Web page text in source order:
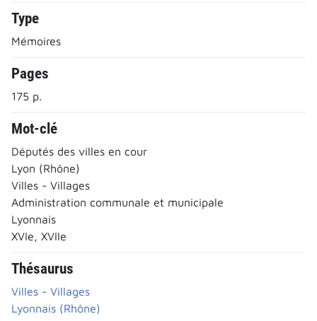
Type
Mémoires
Pages
175 p.
Mot-clé
Députés des villes en cour
Lyon (Rhône)
Villes - Villages
Administration communale et municipale
Lyonnais
XVIe, XVIIe
Thésaurus
Villes - Villages
Lyonnais (Rhône)